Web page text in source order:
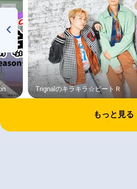
Trignalのキラキラ☆ビートＲ
もっと見る